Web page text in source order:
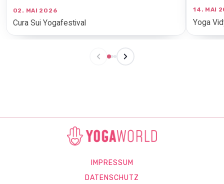
02. MAI 2026
Cura Sui Yogafestival
14. MAI
Yoga
IMPRESSUM
DATENSCHUTZ